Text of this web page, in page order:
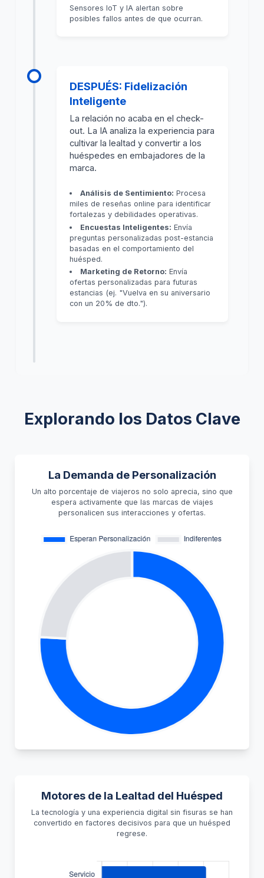
Sensores IoT y IA alertan sobre
posibles fallos antes de que ocurran.
DESPUÉS: Fidelización
Inteligente
La relación no acaba en el check-
out. La IA analiza la experiencia para
cultivar la lealtad y convertir a los
huéspedes en embajadores de la
marca.
Análisis de Sentimiento: Procesa
miles de reseñas online para identificar
fortalezas y debilidades operativas.
Encuestas Inteligentes: Envía
preguntas personalizadas post-estancia
basadas en el comportamiento del
huésped.
Marketing de Retorno: Envía
ofertas personalizadas para futuras
estancias (ej. "Vuelva en su aniversario
con un 20% de dto.").
Explorando los Datos Clave
La Demanda de Personalización
Un alto porcentaje de viajeros no solo aprecia, sino que
espera activamente que las marcas de viajes
personalicen sus interacciones y ofertas.
Motores de la Lealtad del Huésped
La tecnología y una experiencia digital sin fisuras se han
convertido en factores decisivos para que un huésped
regrese.